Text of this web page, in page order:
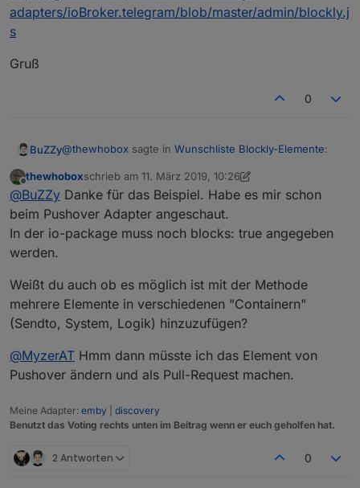
adapters/ioBroker.telegram/blob/master/admin/blockly.j
s
Gruß
0
BuZZy@thewhobox sagte in Wunschliste Blockly-Elemente:
@MyzerAT Ich finde das Element bei mir gar nicht.
Muss ich dafür den Adapter installieren?
Ah okay. Tatsache! Wusste ich auch noch nicht,
Jeder Adapter kann seine eigenen Blocks "liefern"..
Hier das Beispiel aus dem Telegram-Adapter:
sGruß
Offline
thewhoboxschrieb am 11. März 2019, 10:26
zuletzt editiert von thewhobox3. Nov. 2019, 11:27
@BuZZy Danke für das Beispiel. Habe es mir schon
beim Pushover Adapter angeschaut.
In der io-package muss noch blocks: true angegeben
werden.
Weißt du auch ob es möglich ist mit der Methode
mehrere Elemente in verschiedenen "Containern"
(Sendto, System, Logik) hinzuzufügen?
@MyzerAT Hmm dann müsste ich das Element von
Pushover ändern und als Pull-Request machen.
Meine Adapter: emby
discovery
Benutzt das Voting rechts unten im Beitrag wenn er euch geholfen hat.
2 Antworten 0